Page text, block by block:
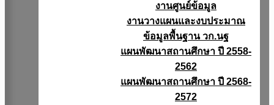
งานศูนย์ข้อมูล
งานวางแผนและงบประมาณ
ข้อมูลพื้นฐาน วก.นฐ
แผนพัฒนาสถานศึกษา ปี 2558-
2562
แผนพัฒนาสถานศึกษา ปี 2568-
2572